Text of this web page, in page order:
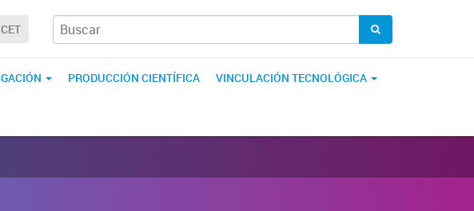
PRODUCCIÓN CIENTÍFICA VINCULACIÓN TECNOLÓGICA